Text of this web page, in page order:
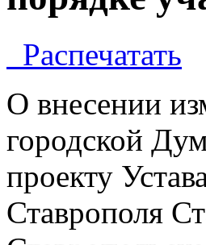
Распечатать
О внесении
городской
проекту
Ставрополя